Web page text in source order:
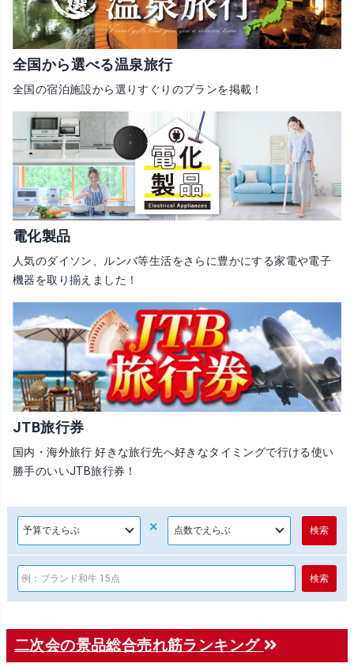
全国から選べる温泉旅行
全国の宿泊施設から選りすぐりのプランを掲載！
電化製品
人気のダイソン、ルンバ等生活をさらに豊かにする家電や電子
機器を取り揃えました！
JTB旅行券
国内・海外旅行 好きな旅行先へ好きなタイミングで行ける使い
勝手のいいJTB旅行券！
×
二次会の景品総合売れ筋ランキング